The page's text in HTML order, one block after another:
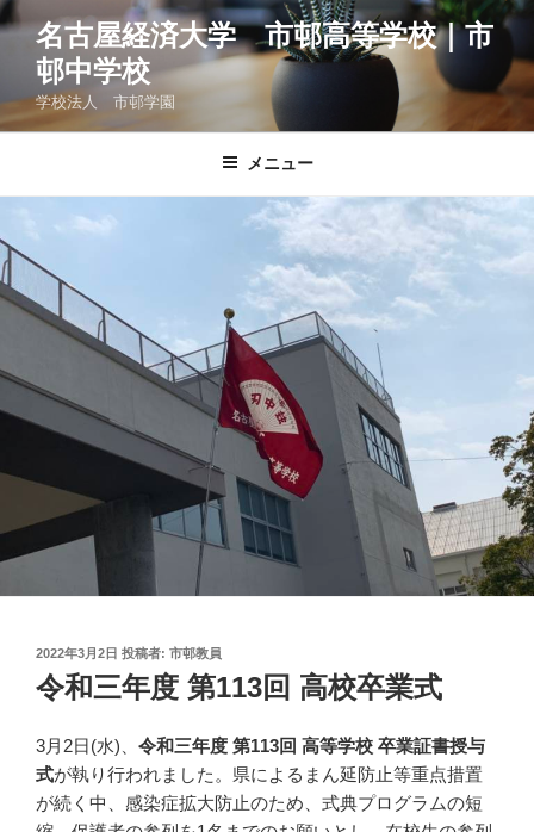
コ
ン
ツ
ッ
プ
名古屋経済大学 市邨高等学校｜市
邨中学校
学校法人 市邨学園
メニュー
投
日:
2022年3月2日 投稿者: 市邨教員
令和三年度 第113回 高校卒業式
3月2日(水)、 令和三年度 第113回 高等学校 卒業証書授与
式が執り行われました。県によるまん延防止等重点措置
が続く中、感染症拡大防止のため、式典プログラムの短